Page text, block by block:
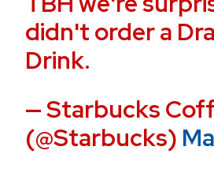
didn't order a
Drink.
— Starbucks
(@Starbucks)